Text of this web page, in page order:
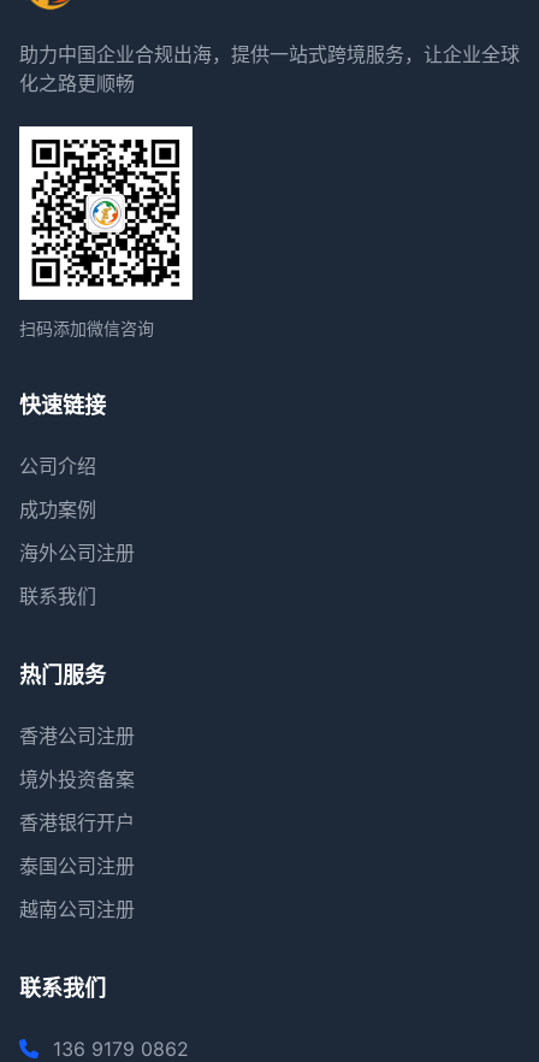
助力中国企业合规出海，提供一站式跨境服务，让企业全球
化之路更顺畅
扫码添加微信咨询
快速链接
公司介绍
成功案例
海外公司注册
联系我们
热门服务
香港公司注册
境外投资备案
香港银行开户
泰国公司注册
越南公司注册
联系我们
136 9179 0862